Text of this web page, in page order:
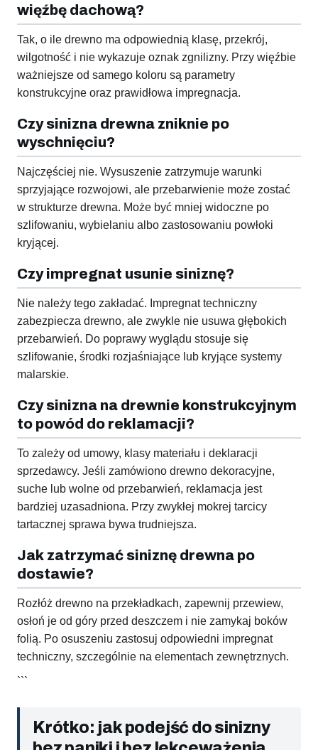
więźbę dachową?
Tak, o ile drewno ma odpowiednią klasę, przekrój,
wilgotność i nie wykazuje oznak zgnilizny. Przy więźbie
ważniejsze od samego koloru są parametry
konstrukcyjne oraz prawidłowa impregnacja.
Czy sinizna drewna zniknie po
wyschnięciu?
Najczęściej nie. Wysuszenie zatrzymuje warunki
sprzyjające rozwojowi, ale przebarwienie może zostać
w strukturze drewna. Może być mniej widoczne po
szlifowaniu, wybielaniu albo zastosowaniu powłoki
kryjącej.
Czy impregnat usunie siniznę?
Nie należy tego zakładać. Impregnat techniczny
zabezpiecza drewno, ale zwykle nie usuwa głębokich
przebarwień. Do poprawy wyglądu stosuje się
szlifowanie, środki rozjaśniające lub kryjące systemy
malarskie.
Czy sinizna na drewnie konstrukcyjnym
to powód do reklamacji?
To zależy od umowy, klasy materiału i deklaracji
sprzedawcy. Jeśli zamówiono drewno dekoracyjne,
suche lub wolne od przebarwień, reklamacja jest
bardziej uzasadniona. Przy zwykłej mokrej tarcicy
tartacznej sprawa bywa trudniejsza.
Jak zatrzymać siniznę drewna po
dostawie?
Rozłóż drewno na przekładkach, zapewnij przewiew,
osłoń je od góry przed deszczem i nie zamykaj boków
folią. Po osuszeniu zastosuj odpowiedni impregnat
techniczny, szczególnie na elementach zewnętrznych.
```
Krótko: jak podejść do sinizny